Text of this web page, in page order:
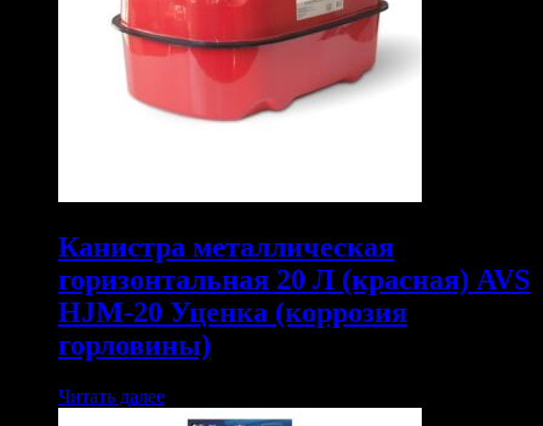
Канистра металлическая
горизонтальная 20 Л (красная) AVS
HJM-20 Уценка (коррозия
горловины)
Читать далее